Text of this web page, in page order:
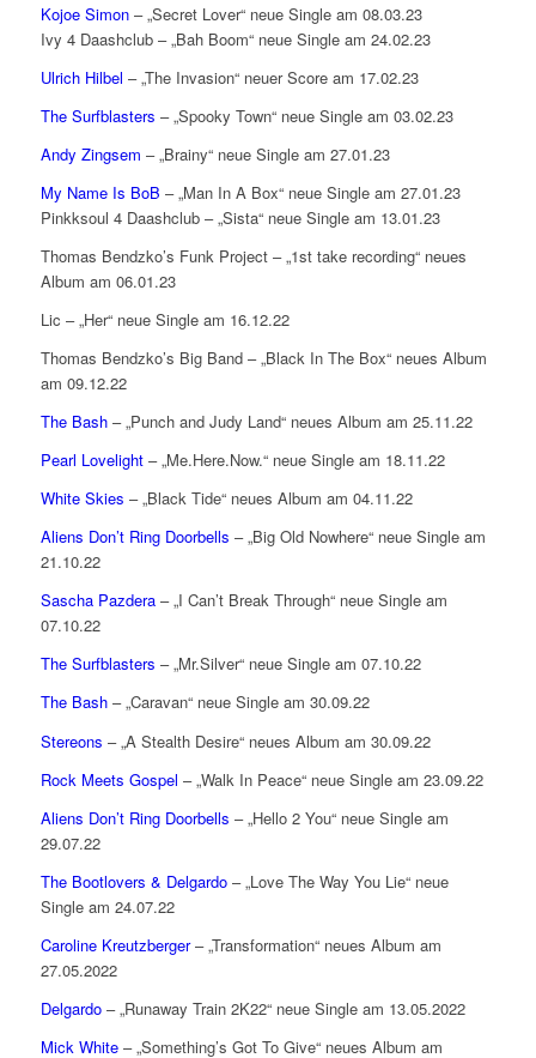
Kojoe Simon– „Secret Lover“ neue Single am 08.03.23
Ivy 4 Daashclub – „Bah Boom“ neue Single am 24.02.23
Ulrich Hilbel – „The Invasion“ neuer Score am 17.02.23
The Surfblasters – „Spooky Town“ neue Single am 03.02.23
Andy Zingsem – „Brainy“ neue Single am 27.01.23
My Name Is BoB – „Man In A Box“ neue Single am 27.01.23
Pinkksoul 4 Daashclub – „Sista“ neue Single am 13.01.23
Thomas Bendzko’s Funk Project – „1st take recording“ neues
Album am 06.01.23
Lic – „Her“ neue Single am 16.12.22
Thomas Bendzko’s Big Band – „Black In The Box“ neues Album
am 09.12.22
The Bash– „Punch and Judy Land“ neues Album am 25.11.22
Pearl Lovelight– „Me.Here.Now.“ neue Single am 18.11.22
White Skies – „Black Tide“ neues Album am 04.11.22
Aliens Don’t Ring Doorbells – „Big Old Nowhere“ neue Single am
21.10.22
Sascha Pazdera– „I Can’t Break Through“ neue Single am
07.10.22
The Surfblasters – „Mr.Silver“ neue Single am 07.10.22
The Bash– „Caravan“ neue Single am 30.09.22
Stereons – „A Stealth Desire“ neues Album am 30.09.22
Rock Meets Gospel – „Walk In Peace“ neue Single am 23.09.22
Aliens Don’t Ring Doorbells – „Hello 2 You“ neue Single am
29.07.22
The Bootlovers & Delgardo– „Love The Way You Lie“ neue
Single am 24.07.22
Caroline Kreutzberger– „Transformation“ neues Album am
27.05.2022
Delgardo– „Runaway Train 2K22“ neue Single am 13.05.2022
Mick White– „Something’s Got To Give“ neues Album am